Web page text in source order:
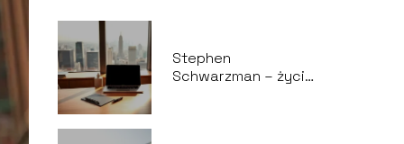
Stephen
Schwarzman – życie